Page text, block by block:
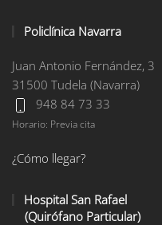
Policlínica Navarra
Juan Antonio Fernández, 3
31500 Tudela (Navarra)
948 84 73 33
Horario: Previa cita
¿Cómo llegar?
Hospital San Rafael
(Quirófano Particular)